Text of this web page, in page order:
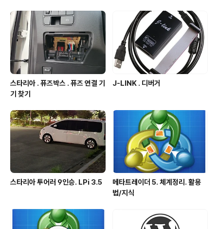
스타리아 . 퓨즈박스 . 퓨즈 연결 기
기 찾기
J-LINK . 디버거
스타리아 투어러 9인승. LPi 3.5
메타트레이더 5. 체계정리. 활용
법/지식